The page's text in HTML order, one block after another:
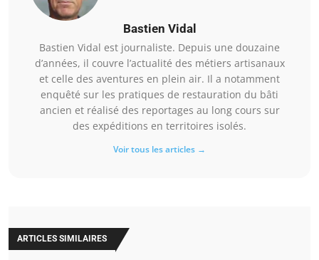
Bastien Vidal
Bastien Vidal est journaliste. Depuis une douzaine
d’années, il couvre l’actualité des métiers artisanaux
et celle des aventures en plein air. Il a notamment
enquêté sur les pratiques de restauration du bâti
ancien et réalisé des reportages au long cours sur
des expéditions en territoires isolés.
Voir tous les articles →
ARTICLES SIMILAIRES